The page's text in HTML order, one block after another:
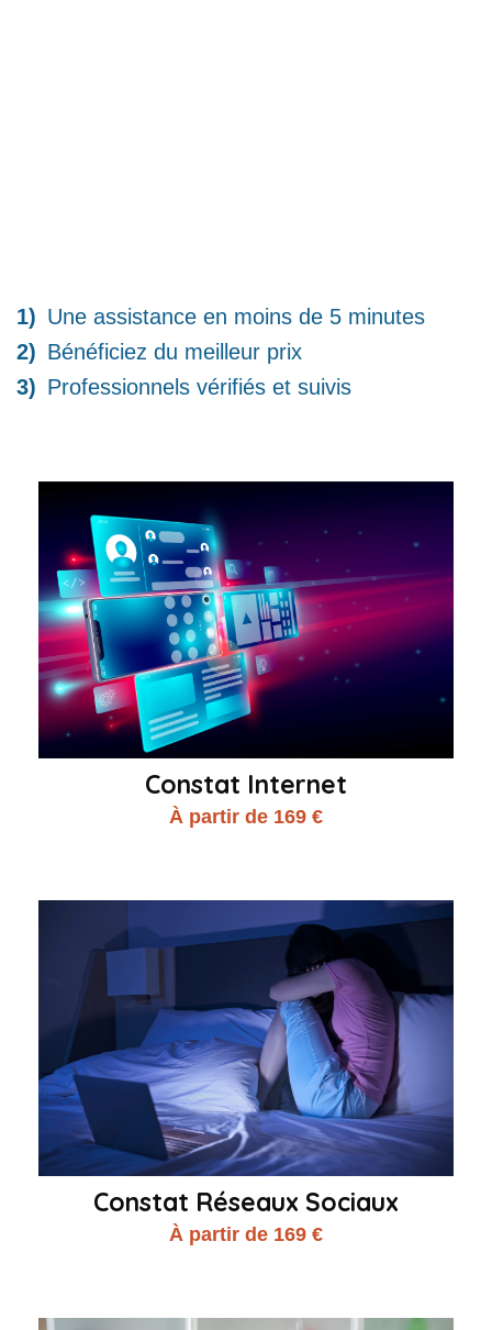
Une assistance en moins de 5 minutes
Bénéficiez du meilleur prix
Professionnels vérifiés et suivis
Constat Internet
À partir de 169 €
Constat Réseaux Sociaux
À partir de 169 €